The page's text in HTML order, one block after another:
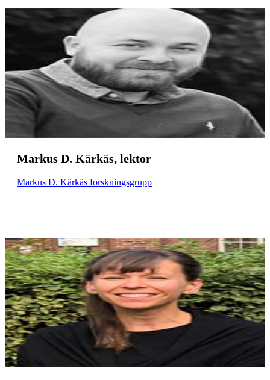
Markus D. Kärkäs, lektor
Markus D. Kärkäs forskningsgrupp